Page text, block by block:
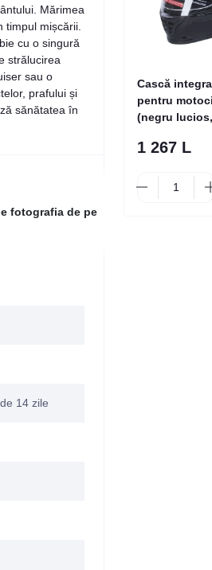
Mărimea
mișcării.
cu o singură
strălucirea
sau o
prafului și
sănătatea în
fotografia de pe
14 zile
Cască
pentru
(negru
1 267 L